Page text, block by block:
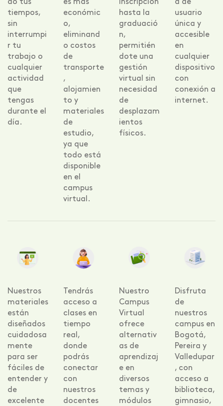
do tus
tiempos,
sin
interrumpi
r tu
trabajo o
cualquier
actividad
que
tengas
durante el
día.
es más
económic
o,
eliminand
o costos
de
transporte
,
alojamien
to y
materiales
de
estudio,
ya que
todo está
disponible
en el
campus
virtual.
inscripción
hasta la
graduació
n,
permitién
dote una
gestión
virtual sin
necesidad
de
desplazam
ientos
físicos.
a de
usuario
única y
accesible
en
cualquier
dispositivo
con
conexión a
internet.
Nuestros
materiales
están
diseñados
cuidadosa
mente
para ser
fáciles de
entender y
de
excelente
Tendrás
acceso a
clases en
tiempo
real,
donde
podrás
conectar
con
nuestros
docentes
Nuestro
Campus
Virtual
ofrece
alternativ
as de
aprendizaj
e en
diversos
temas y
módulos
Disfruta
de
nuestros
campus en
Bogotá,
Pereira y
Valledupar
, con
acceso a
biblioteca,
gimnasio,